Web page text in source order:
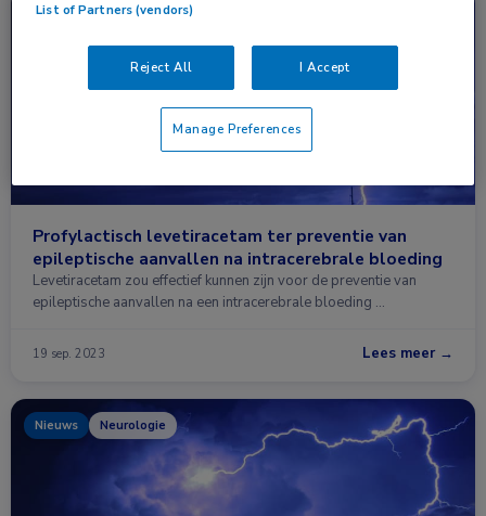
Nieuws Neurologie
Profylactisch levetiracetam ter preventie van
epileptische aanvallen na intracerebrale bloeding
Levetiracetam zou effectief kunnen zijn voor de preventie van
epileptische aanvallen na een intracerebrale bloeding …
19 sep. 2023 Lees meer →
Nieuws Neurologie
List of Partners (vendors)
Reject All I Accept
Manage Preferences